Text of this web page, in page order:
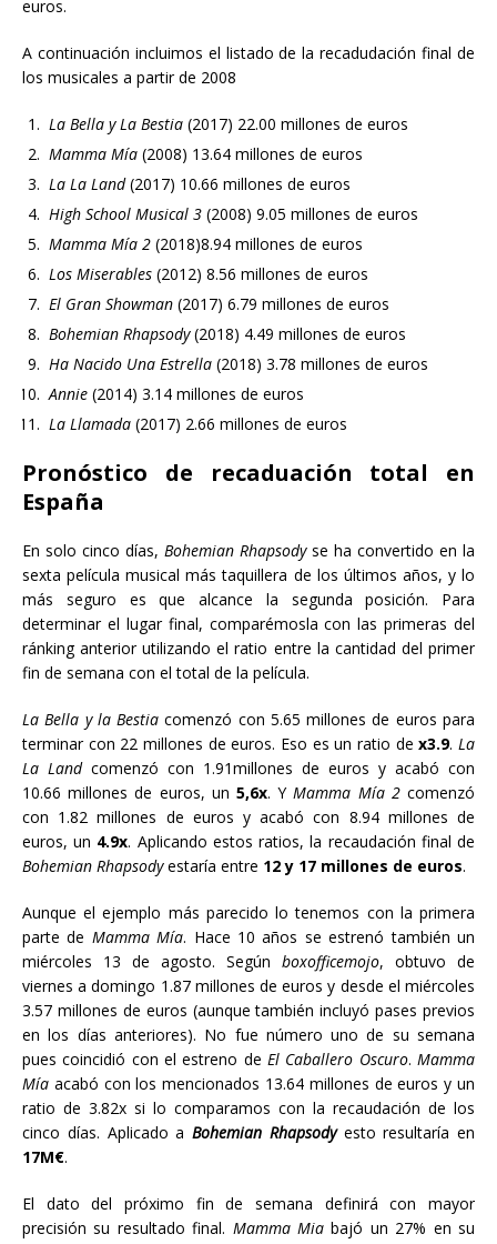
euros.
A continuación incluimos el listado de la recadudación final de
los musicales a partir de 2008
La Bella y La Bestia (2017) 22.00 millones de euros
Mamma Mía (2008) 13.64 millones de euros
La La Land(2017) 10.66 millones de euros
High School Musical 3 (2008) 9.05 millones de euros
Mamma Mía 2 (2018)8.94 millones de euros
Los Miserables (2012) 8.56 millones de euros
El Gran Showman (2017) 6.79 millones de euros
Bohemian Rhapsody(2018) 4.49 millones de euros
Ha Nacido Una Estrella (2018) 3.78 millones de euros
Annie (2014) 3.14 millones de euros
La Llamada (2017) 2.66 millones de euros
Pronóstico de recaduación total en
España
En solo cinco días, Bohemian Rhapsody se ha convertido en la
sexta película musical más taquillera de los últimos años, y lo
más seguro es que alcance la segunda posición. Para
determinar el lugar final, comparémosla con las primeras del
ránking anterior utilizando el ratio entre la cantidad del primer
fin de semana con el total de la película.
La Bella y la Bestia comenzó con 5.65 millones de euros para
terminar con 22 millones de euros. Eso es un ratio dex3.9.La
La Land comenzó con 1.91millones de euros y acabó con
10.66 millones de euros, un 5,6x. YMamma Mía 2comenzó
con 1.82 millones de euros y acabó con 8.94 millones de
euros, un 4.9x. Aplicando estos ratios, la recaudación final de
Bohemian Rhapsodyestaría entre 12 y 17 millones de euros.
Aunque el ejemplo más parecido lo tenemos con la primera
parte de Mamma Mía. Hace 10 años se estrenó también un
miércoles 13 de agosto. Según boxofficemojo, obtuvo de
viernes a domingo 1.87 millones de euros y desde el miércoles
3.57 millones de euros (aunque también incluyó pases previos
en los días anteriores). No fue número uno de su semana
pues coincidió con el estreno de El Caballero Oscuro.Mamma
Mía acabó con los mencionados 13.64 millones de euros y un
ratio de 3.82x si lo comparamos con la recaudación de los
cinco días. Aplicado a Bohemian Rhapsodyesto resultaría en
17M€.
El dato del próximo fin de semana definirá con mayor
precisión su resultado final. Mamma Mia bajó un 27% en su